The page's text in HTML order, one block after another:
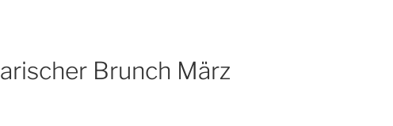
Brunch März